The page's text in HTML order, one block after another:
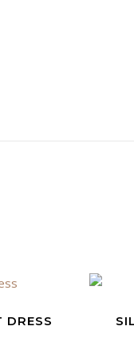
DRESS
precios: desde €30.00